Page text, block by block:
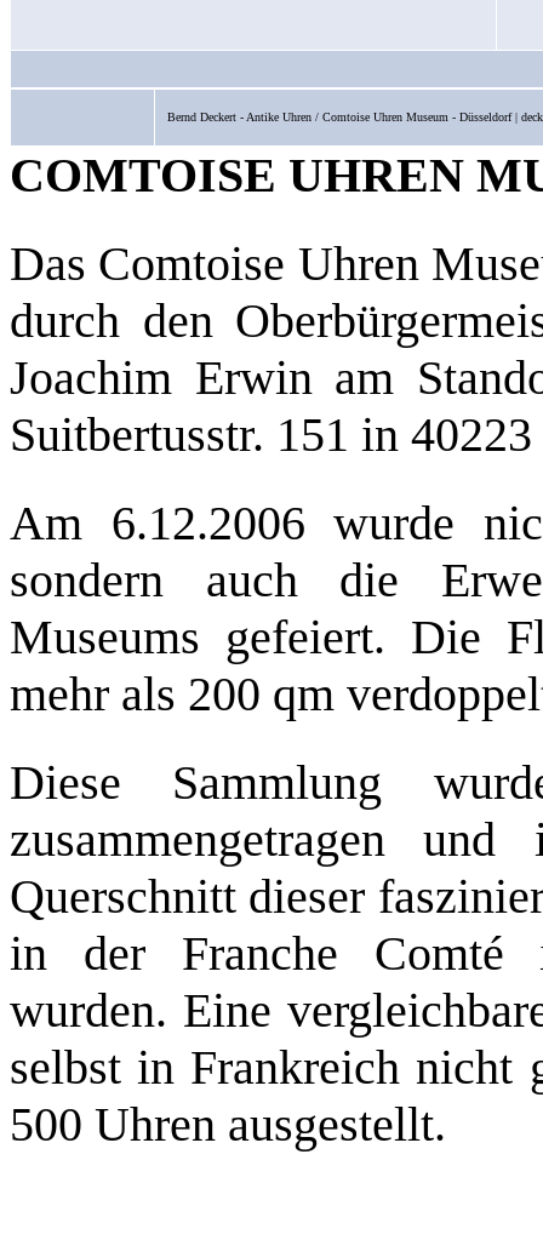
Bernd Deckert - Antike Uhren / Comtoise Uhren Museum - Düsseldorf |
COMTOISE UHREN
Das Comtoise Uhren
durch den
Joachim Erwin am
Suitbertusstr. 151 in
Am 6.12.2006 wurde
sondern auch die
Museums gefeiert. Die
mehr als 200 qm
Diese Sammlung
zusammengetragen
Querschnitt dieser
in der Franche Comté
wurden. Eine
selbst in Frankreich nicht
500